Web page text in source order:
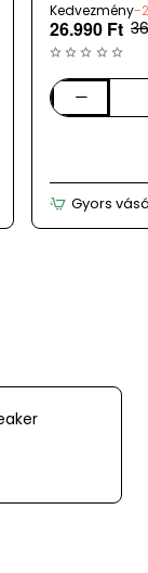
Kedvezmény-
26.990 Ft
CONHPOL
Gyors